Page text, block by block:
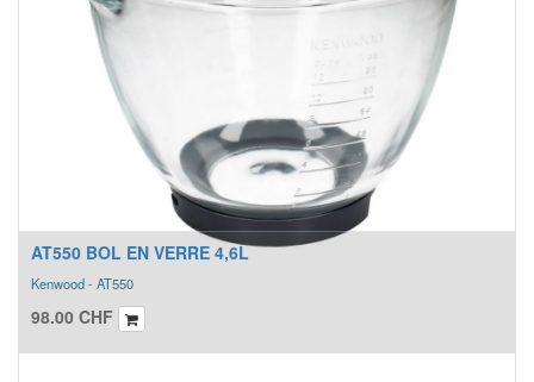
AT550 BOL EN VERRE 4,6L
Kenwood - AT550
98.00 CHF